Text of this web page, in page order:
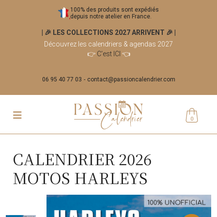
100% des produits sont expédiés
depuis notre atelier en France.
| 🎉 LES COLLECTIONS 2027 ARRIVENT 🎉
Découvrez les calendriers & agendas 2027
👉 C'est ICI 👈
06 95 40 77 03 contact@passioncalendrier.com
0
CALENDRIER 2026
MOTOS HARLEYS